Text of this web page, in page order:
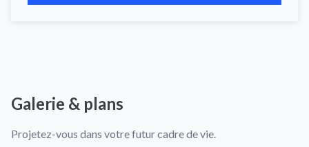
Galerie & plans
Projetez-vous dans votre futur cadre de vie.